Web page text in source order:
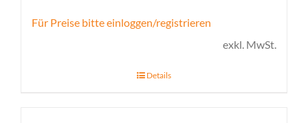
Für Preise bitte einloggen/registrieren
exkl. MwSt.
Details